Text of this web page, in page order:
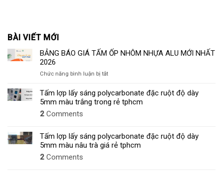
BÀI VIẾT MỚI
BẢNG BÁO GIÁ TẤM ỐP NHÔM NHỰA ALU MỚI NHẤT
2026
Chức năng bình luận bị tắtở
BÁO
GIÁ
TẤM
NHỰA
ALU
MỚI
Tấm lợp lấy sáng polycarbonate đặc ruột độ dày
5mm màu trắng trong rẻ tphcm
2 Comments
Tấm lợp lấy sáng polycarbonate đặc ruột độ dày
5mm màu nâu trà giá rẻ tphcm
2 Comments